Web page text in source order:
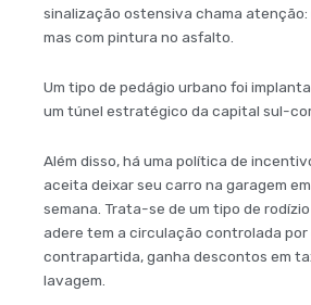
sinalização ostensiva chama atenção:
mas com pintura no asfalto.
Um tipo de pedágio urbano foi
um túnel estratégico da capital sul-
Além disso, há uma política de
aceita deixar seu carro na garagem
semana. Trata-se de um tipo de
adere tem a circulação controlada por
contrapartida, ganha descontos em
lavagem.